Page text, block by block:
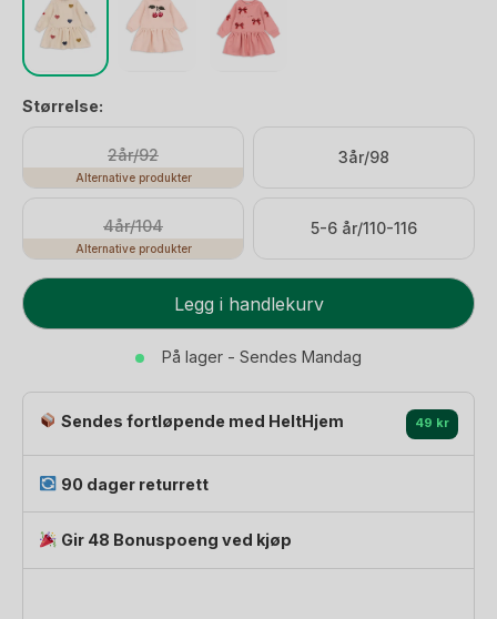
Størrelse:
2år/92
Alternative produkter
3år/98
4år/104
Alternative produkter
5-6 år/110-116
Kjole
Barn
-
100%
Øk.
Bomull
Lou
Legg i handlekurv
På lager - Sendes Mandag
Sendes fortløpende med HeltHjem 49 kr
90 dager returrett
Gir 48 Bonuspoeng ved kjøp